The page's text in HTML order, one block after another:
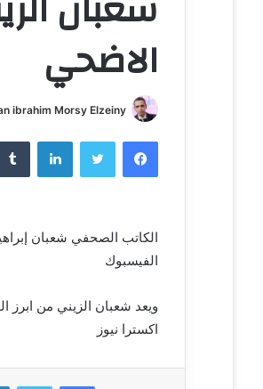
الاضحي
ibrahim Morsy Elzeiny
فيسبوك تويتر لينكدإن
الكاتب الصحفي شعبان
الفيسبوك
ويعد شعبان الزيني من ابرز
اكسترا نيوز